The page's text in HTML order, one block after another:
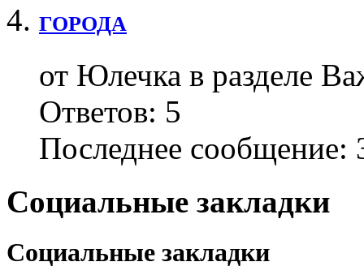
ГОРОДА
от Юлечка в разделе
Ответов: 5
Последнее сообщение:
Социальные закладки
Социальные закладки